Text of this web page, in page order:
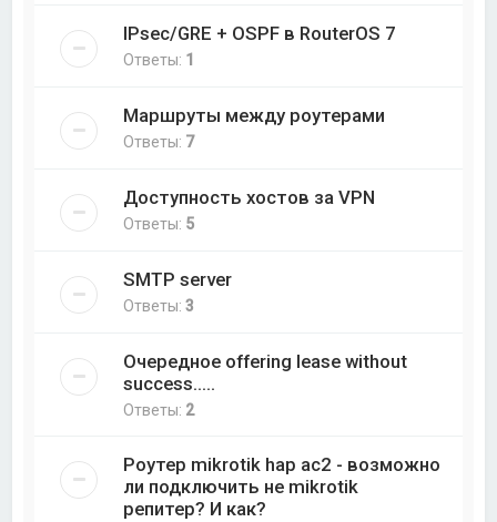
IPsec/GRE + OSPF в RouterOS 7
Ответы: 1
Маршруты между роутерами
Ответы: 7
Доступность хостов за VPN
Ответы: 5
SMTP server
Ответы:3
Очередное offering lease without
success.....
Ответы: 2
Роутер mikrotik hap ac2 - возможно
ли подключить не mikrotik
репитер? И как?